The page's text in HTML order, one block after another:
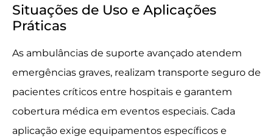
Situações de Uso e Aplicações
Práticas
As ambulâncias de suporte avançado atendem
emergências graves, realizam transporte seguro de
pacientes críticos entre hospitais e garantem
cobertura médica em eventos especiais. Cada
aplicação exige equipamentos específicos e